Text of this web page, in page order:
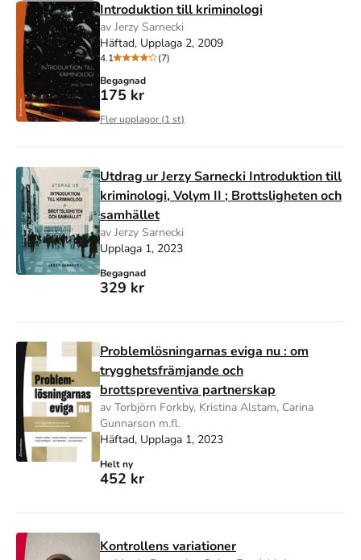
Introduktion till kriminologi
av Jerzy Sarnecki
Häftad, Upplaga 2, 2009
4.1
(7)
Begagnad
175 kr
Fler upplagor (1st)
Utdrag ur Jerzy Sarnecki Introduktion till
kriminologi, Volym II ; Brottsligheten och
samhället
av Jerzy Sarnecki
Upplaga 1, 2023
Begagnad
329 kr
Problemlösningarnas eviga nu : om
trygghetsfrämjande och
brottspreventiva partnerskap
av Torbjörn Forkby, Kristina Alstam, Carina
Gunnarson m.fl.
Häftad, Upplaga 1, 2023
Helt ny
452 kr
Kontrollens variationer